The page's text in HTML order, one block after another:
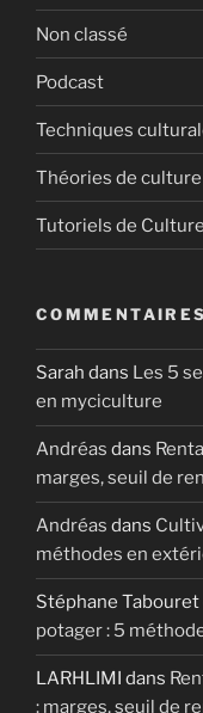
Non classé
Podcast
Techniques
Théories de culture
Tutoriels de Culture
Sarah dans Les 5
en myciculture
Andréas dans
marges, seuil de
Andréas dans
méthodes en
Stéphane Tabouret
potager : 5
LARHLIMI dans
: marges, seuil de